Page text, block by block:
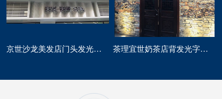
京世沙龙美发店门头发光字招牌定做 茶理宜世奶茶店背发光字门头招牌制作安装